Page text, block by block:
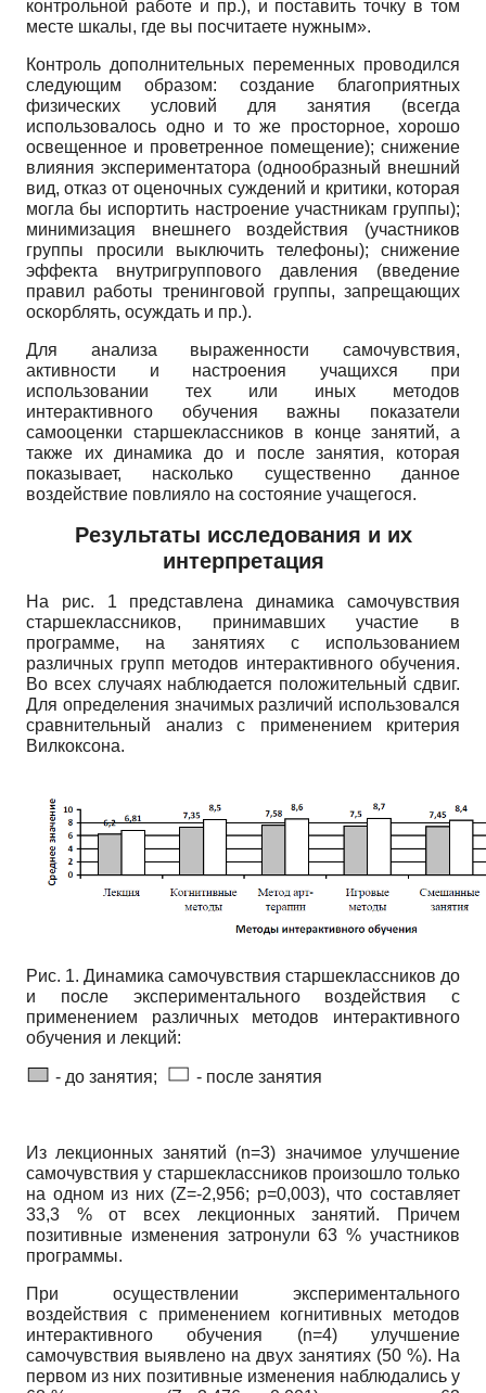
контрольной работе и пр.), и поставить точку в том
месте шкалы, где вы посчитаете нужным».
Контроль дополнительных переменных проводился
следующим образом: создание благоприятных
физических условий для занятия (всегда
использовалось одно и то же просторное, хорошо
освещенное и проветренное помещение); снижение
влияния экспериментатора (однообразный внешний
вид, отказ от оценочных суждений и критики, которая
могла бы испортить настроение участникам группы);
минимизация внешнего воздействия (участников
группы просили выключить телефоны); снижение
эффекта внутригруппового давления (введение
правил работы тренинговой группы, запрещающих
оскорблять, осуждать и пр.).
Для анализа выраженности самочувствия,
активности и настроения учащихся при
использовании тех или иных методов
интерактивного обучения важны показатели
самооценки старшеклассников в конце занятий, а
также их динамика до и после занятия, которая
показывает, насколько существенно данное
воздействие повлияло на состояние учащегося.
Результаты исследования и их
интерпретация
На рис. 1 представлена динамика самочувствия
старшеклассников, принимавших участие в
программе, на занятиях с использованием
различных групп методов интерактивного обучения.
Во всех случаях наблюдается положительный сдвиг.
Для определения значимых различий использовался
сравнительный анализ с применением критерия
Вилкоксона.
Рис. 1. Динамика самочувствия старшеклассников до
и после экспериментального воздействия с
применением различных методов интерактивного
обучения и лекций:
- до занятия; - после занятия
Из лекционных занятий (n=3) значимое улучшение
самочувствия у старшеклассников произошло только
на одном из них (Z=-2,956; p=0,003), что составляет
33,3 % от всех лекционных занятий. Причем
позитивные изменения затронули 63 % участников
программы.
При осуществлении экспериментального
воздействия с применением когнитивных методов
интерактивного обучения (n=4)улучшение
самочувствия выявлено на двух занятиях (50 %). На
первом из них позитивные изменения наблюдались у